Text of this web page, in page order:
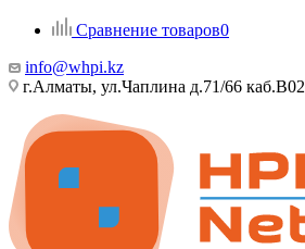
Сравнение товаров0
info@whpi.kz
г.Алматы, ул.Чаплина д.71/66 каб.B02